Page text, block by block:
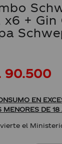
x6 + Gin
90.500
EN
MENORES DE 18
el